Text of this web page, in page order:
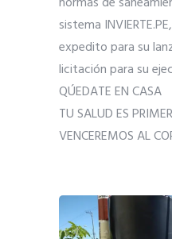
sistema
expedito para su
licitación para su
QÚEDATE EN CASA
TU SALUD ES
VENCEREMOS AL